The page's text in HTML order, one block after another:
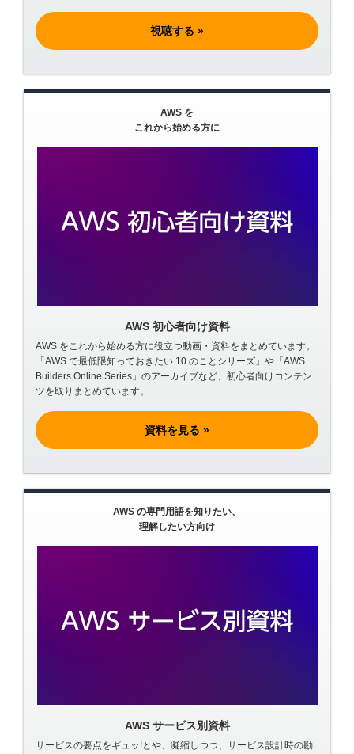
視聴する »
AWS を
これから始める方に
AWS 初心者向け資料
AWS をこれから始める方に役立つ動画・資料をまとめています。
「AWS で最低限知っておきたい 10 のことシリーズ」や「AWS
Builders Online Series」のアーカイブなど、初心者向けコンテン
ツを取りまとめています。
資料を見る »
AWS の専門用語を知りたい、
理解したい方向け
AWS サービス別資料
サービスの要点をギュッ!とや、凝縮しつつ、サービス設計時の勘